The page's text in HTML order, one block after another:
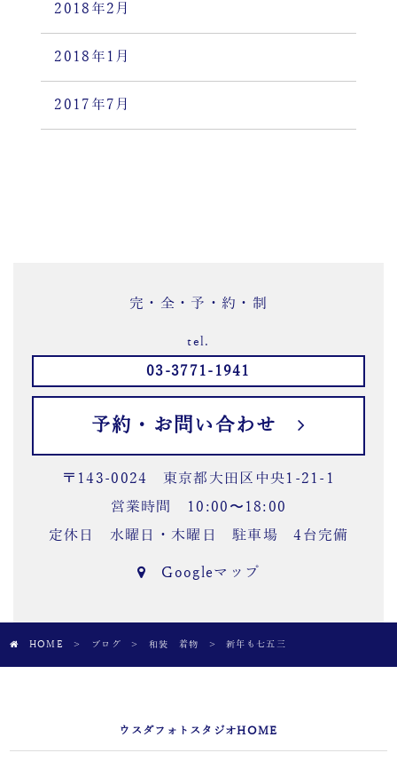
2018年2月
2018年1月
2017年7月
完・全・予・約・制
tel.
03-3771-1941
予約・お問い合わせ
〒143-0024 東京都大田区中央1-21-1
営業時間 10:00〜18:00
定休日 水曜日・木曜日 駐車場 4台完備
Googleマップ
HOME > ブログ > 和装 着物 >新年も七五三
ウスダフォトスタジオHOME